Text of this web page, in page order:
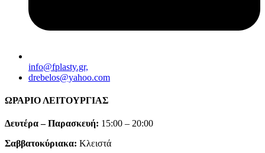
info@fplasty.gr,
drebelos@yahoo.com
ΩΡΑΡΙΟ ΛΕΙΤΟΥΡΓΙΑΣ
Δευτέρα – Παρασκευή: 15:00 – 20:00
Σαββατοκύριακα: Κλειστά